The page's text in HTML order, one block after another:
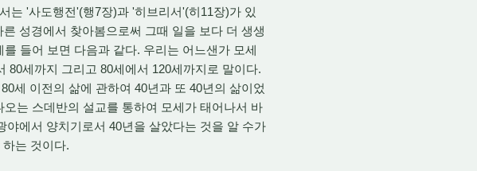
는 '사도행전'(행7장)과 '히브리서'(히11장)가 있
성경에서 찾아봄으로써 그때 일을 보다 더 생생
들어 보면 다음과 같다. 우리는 어느샌가 모세
80세까지 그리고 80세에서 120세까지로 말이다.
세 이전의 삶에 관하여 40년과 또 40년의 삶이었
는 스데반의 설교를 통하여 모세가 태어나서 바
에서 양치기로서 40년을 살았다는 것을 알 수가
는 것이다.